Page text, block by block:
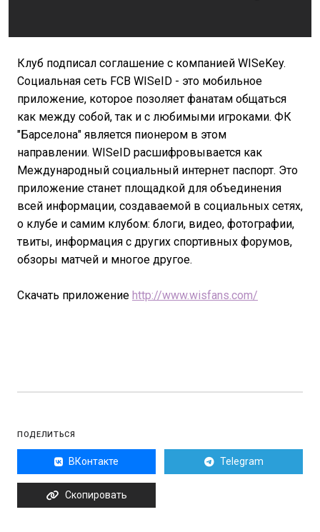
Клуб подписал соглашение с компанией WISeKey.
Социальная сеть FCB WISeID - это мобильное
приложение, которое позоляет фанатам общаться
как между собой, так и с любимыми игроками. ФК
"Барcелона" является пионером в этом
направлении. WISeID расшифровывается как
Международный социальный интернет паспорт. Это
приложение станет площадкой для объединения
всей информации, создаваемой в социальных сетях,
о клубе и самим клубом: блоги, видео, фотографии,
твиты, информация с других спортивных форумов,
обзоры матчей и многое другое.
Скачать приложение http://www.wisfans.com/
ПОДЕЛИТЬСЯ
ВКонтакте Telegram
Скопировать